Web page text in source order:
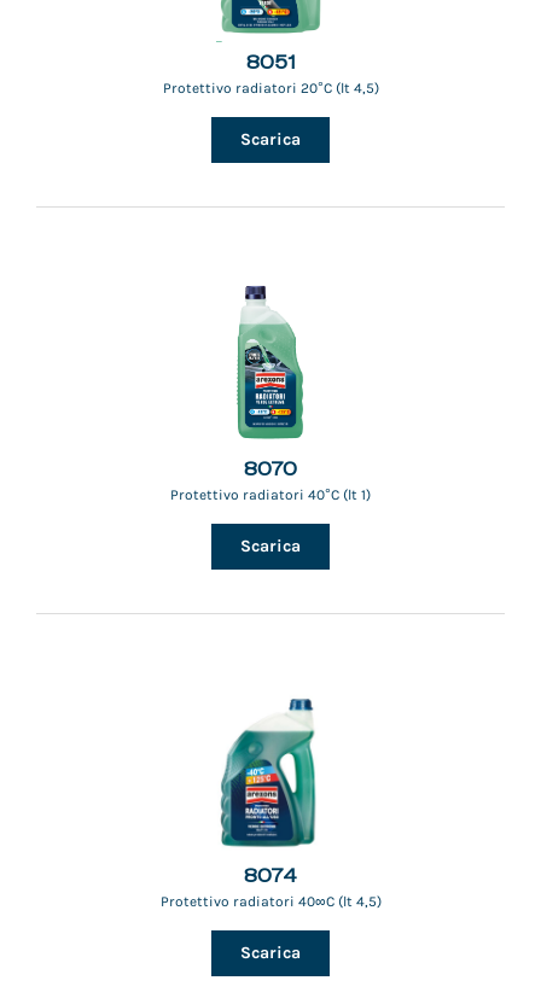
8051
Protettivo radiatori 20°C (lt 4,5)
Scarica
8070
Protettivo radiatori 40°C (lt 1)
Scarica
8074
Protettivo radiatori 40∞C (lt 4,5)
Scarica